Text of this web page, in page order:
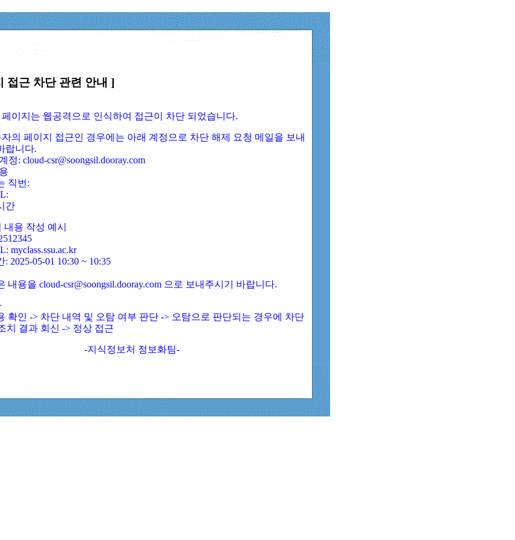
접근 차단 관련 안내 ]
이지는 웹공격으로 인식하여 접근이 차단 되었습니다.
의 페이지 접근인 경우에는 아래 계정으로 차단 해제 요청 메일을 보내
랍니다.
정: cloud-csr@soongsil.dooray.com
직번:
간
내용 작성 예시
myclass.ssu.ac.kr
: 2025-05-01 10:30 ~ 10:35
내용을 cloud-csr@soongsil.dooray.com 으로 보내주시기 바랍니다.
확인 -> 차단 내역 및 오탐 여부 판단 -> 오탐으로 판단되는 경우에 차단
치 결과 회신 -> 정상 접근
-지식정보처 정보화팀-